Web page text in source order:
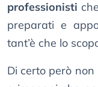
professionisti
preparati e
tant’è che lo
Di certo però